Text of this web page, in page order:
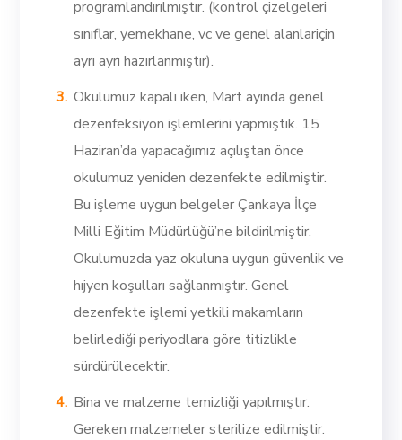
programlandırılmıştır. (kontrol çizelgeleri
sınıflar, yemekhane, vc ve genel alanlariçin
ayrı ayrı hazırlanmıştır).
Okulumuz kapalı iken, Mart ayında genel
dezenfeksiyon işlemlerini yapmıştık. 15
Haziran’da yapacağımız açılıştan önce
okulumuz yeniden dezenfekte edilmiştir.
Bu işleme uygun belgeler Çankaya İlçe
Milli Eğitim Müdürlüğü’ne bildirilmiştir.
Okulumuzda yaz okuluna uygun güvenlik ve
hıjyen koşulları sağlanmıştır. Genel
dezenfekte işlemi yetkili makamların
belirlediği periyodlara göre titizlikle
sürdürülecektir.
Bina ve malzeme temizliği yapılmıştır.
Gereken malzemeler sterilize edilmiştir.